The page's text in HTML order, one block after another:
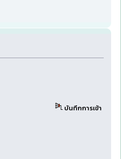
บันทึกการเข้า